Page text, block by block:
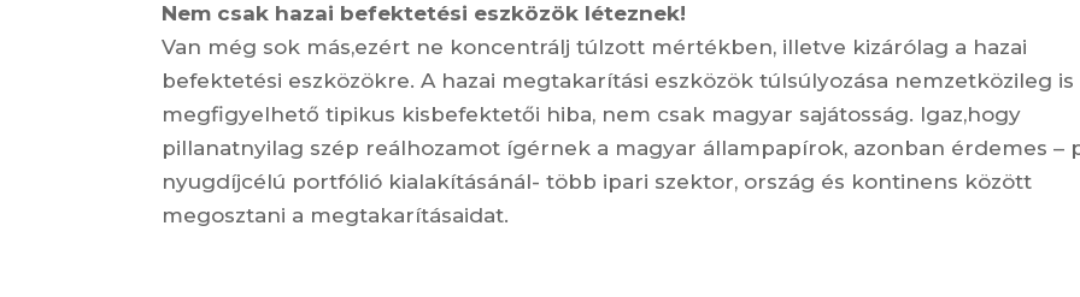
Nem csak hazai befektetési eszközök léteznek!
Van még sok más,ezért ne koncentrálj túlzott mértékben, illetve kizárólag a hazai
befektetési eszközökre. A hazai megtakarítási eszközök túlsúlyozása nemzetközileg is
megfigyelhető tipikus kisbefektetői hiba, nem csak magyar sajátosság. Igaz,hogy
pillanatnyilag szép reálhozamot ígérnek a magyar állampapírok, azonban érdemes –
nyugdíjcélú portfólió kialakításánál- több ipari szektor, ország és kontinens között
megosztani a megtakarításaidat.